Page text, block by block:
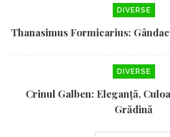
DIVERSE
Thanasimus Formicarius:
DIVERSE
Crinul Galben: Eleganță,
Grădină